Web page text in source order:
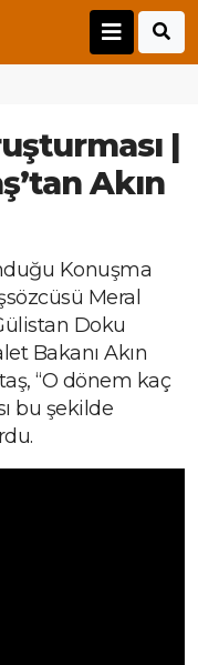
|
Akın
Konuşma
Meral
Doku
Bakanı Akın
“O dönem kaç
bu şekilde